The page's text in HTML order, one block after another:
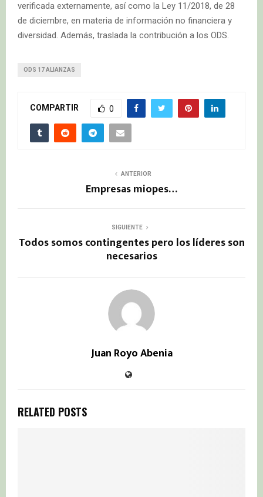
verificada externamente, así como la Ley 11/2018, de 28
de diciembre, en materia de información no financiera y
diversidad. Además, traslada la contribución a los ODS.
ODS 17 ALIANZAS
COMPARTIR 0
ANTERIOR
Empresas miopes…
SIGUIENTE
Todos somos contingentes pero los líderes son
necesarios
Juan Royo Abenia
RELATED POSTS